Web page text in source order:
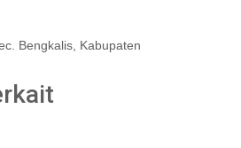
Bengkalis, Kabupaten